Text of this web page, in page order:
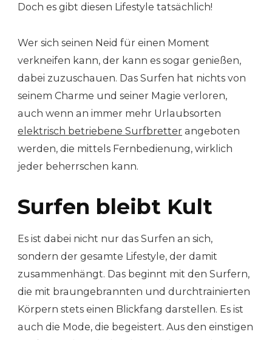
Doch es gibt diesen Lifestyle tatsächlich!
Wer sich seinen Neid für einen Moment
verkneifen kann, der kann es sogar genießen,
dabei zuzuschauen. Das Surfen hat nichts von
seinem Charme und seiner Magie verloren,
auch wenn an immer mehr Urlaubsorten
elektrisch betriebene Surfbretter angeboten
werden, die mittels Fernbedienung, wirklich
jeder beherrschen kann.
Surfen bleibt Kult
Es ist dabei nicht nur das Surfen an sich,
sondern der gesamte Lifestyle, der damit
zusammenhängt. Das beginnt mit den Surfern,
die mit braungebrannten und durchtrainierten
Körpern stets einen Blickfang darstellen. Es ist
auch die Mode, die begeistert. Aus den einstigen